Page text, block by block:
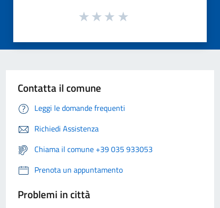
Contatta il comune
Leggi le domande frequenti
Richiedi Assistenza
Chiama il comune +39 035 933053
Prenota un appuntamento
Problemi in città